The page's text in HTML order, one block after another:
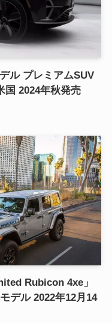
ル プレミアムSUV
国 2024年秋発売
Rubicon 4xe」
デル 2022年12月14